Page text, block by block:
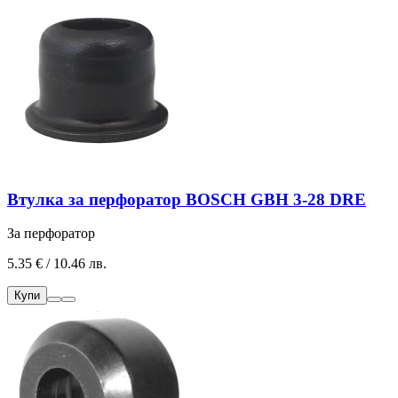
Втулка за перфоратор BOSCH GBH 3-28 DRE
За перфоратор
5.35 € / 10.46 лв.
Купи